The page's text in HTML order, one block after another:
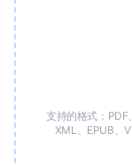
支持的格式：PDF
XML、EPUB、